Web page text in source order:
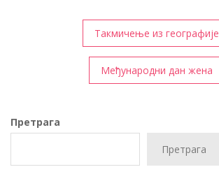
Такмичење из географије
Међународни дан жена
Претрага
Претрага